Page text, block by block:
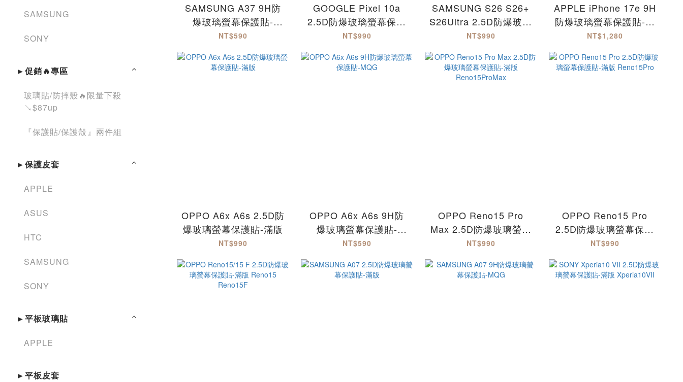
SAMSUNG
SONY
►促銷🔥專區
玻璃貼/防摔殼🔥限量下殺
↘︎$87up
『保護貼/保護殼』兩件組
►保護皮套
APPLE
ASUS
HTC
SAMSUNG
SONY
►平板玻璃貼
APPLE
►平板皮套
SAMSUNG A37 9H防
爆玻璃螢幕保護貼-
MQG
NT$590
GOOGLE Pixel 10a
2.5D防爆玻璃螢幕保護
貼-滿版 Pixel10a
NT$990
SAMSUNG S26 S26+
S26Ultra 2.5D防爆玻璃
螢幕保護貼-滿版
NT$990
APPLE iPhone 17e 9H
防爆玻璃螢幕保護貼-滿
版 iPhone17e
NT$1,280
OPPO A6x A6s 2.5D防
爆玻璃螢幕保護貼-滿版
NT$990
OPPO A6x A6s 9H防
爆玻璃螢幕保護貼-
MQG
NT$590
OPPO Reno15 Pro
Max 2.5D防爆玻璃螢幕
保護貼-滿版
NT$990
OPPO Reno15 Pro
2.5D防爆玻璃螢幕保護
貼-滿版 Reno15Pro
NT$990